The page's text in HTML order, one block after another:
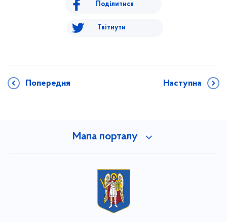
Поділитися
Твітнути
Попередня Наступна
Мапа порталу